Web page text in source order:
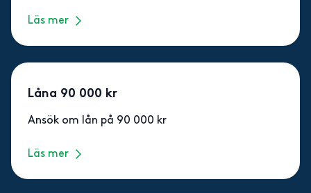
Läs mer
Låna 90 000 kr
Ansök om lån på 90 000 kr
Läs mer